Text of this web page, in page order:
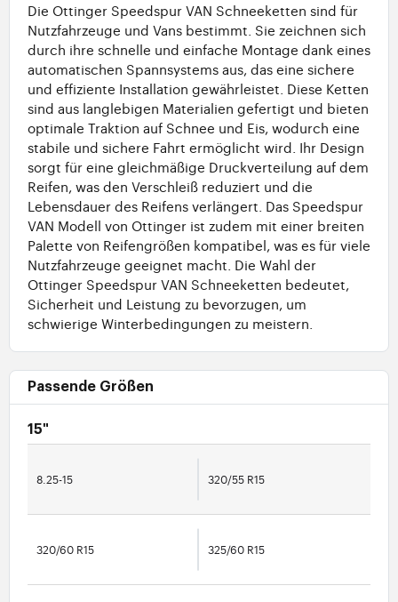
Die Ottinger Speedspur VAN Schneeketten sind für
Nutzfahrzeuge und Vans bestimmt. Sie zeichnen sich
durch ihre schnelle und einfache Montage dank eines
automatischen Spannsystems aus, das eine sichere
und effiziente Installation gewährleistet. Diese Ketten
sind aus langlebigen Materialien gefertigt und bieten
optimale Traktion auf Schnee und Eis, wodurch eine
stabile und sichere Fahrt ermöglicht wird. Ihr Design
sorgt für eine gleichmäßige Druckverteilung auf dem
Reifen, was den Verschleiß reduziert und die
Lebensdauer des Reifens verlängert. Das Speedspur
VAN Modell von Ottinger ist zudem mit einer breiten
Palette von Reifengrößen kompatibel, was es für viele
Nutzfahrzeuge geeignet macht. Die Wahl der
Ottinger Speedspur VAN Schneeketten bedeutet,
Sicherheit und Leistung zu bevorzugen, um
schwierige Winterbedingungen zu meistern.
Passende Größen
15"
8.25-15 320/55 R15
320/60 R15 325/60 R15